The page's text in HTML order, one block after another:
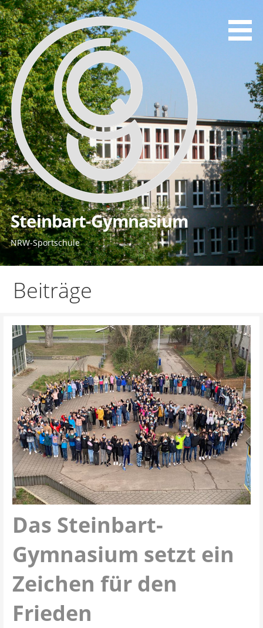
Zum
Inhalt
springen
Steinbart-Gymnasium
NRW-Sportschule
Beiträge
Das Steinbart-
Gymnasium setzt ein
Zeichen für den
Frieden